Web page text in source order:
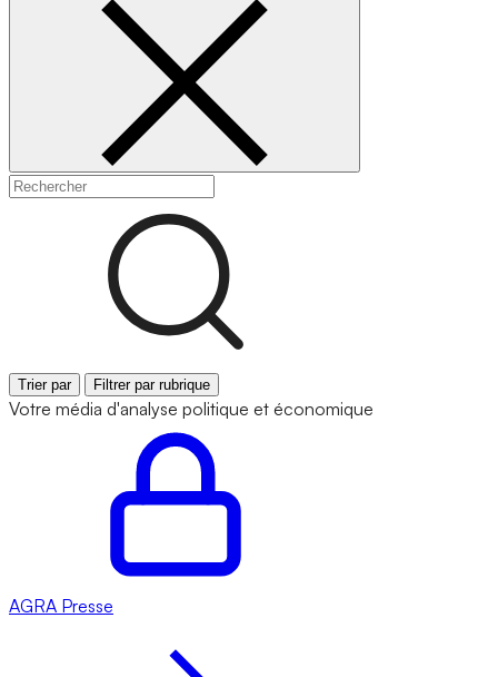
Trier par Filtrer par rubrique
Votre média d'analyse politique et économique
AGRA Presse